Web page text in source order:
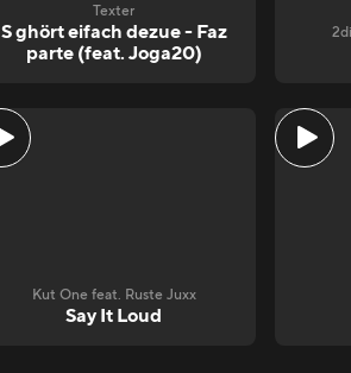
Texter
S ghört eifach dezue - Faz
parte (feat. Joga20)
Kut One feat. Ruste Juxx
Say It Loud